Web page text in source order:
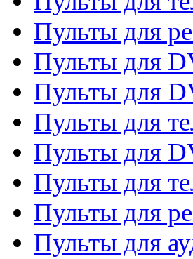
Пульты для
Пульты для
Пульты для
Пульты для
Пульты для
Пульты для
Пульты для
Пульты для